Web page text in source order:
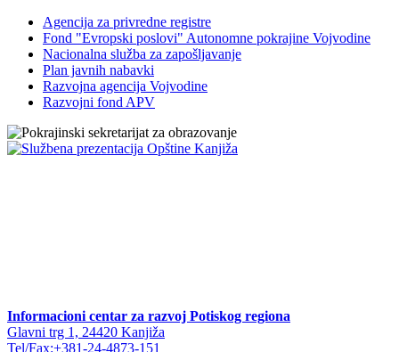
Agencija za privredne registre
Fond "Evropski poslovi" Autonomne pokrajine Vojvodine
Nacionalna služba za zapošljavanje
Plan javnih nabavki
Razvojna agencija Vojvodine
Razvojni fond APV
Informacioni centar za razvoj Potiskog regiona
Glavni trg 1, 24420 Kanjiža
Tel/Fax:+381-24-4873-151